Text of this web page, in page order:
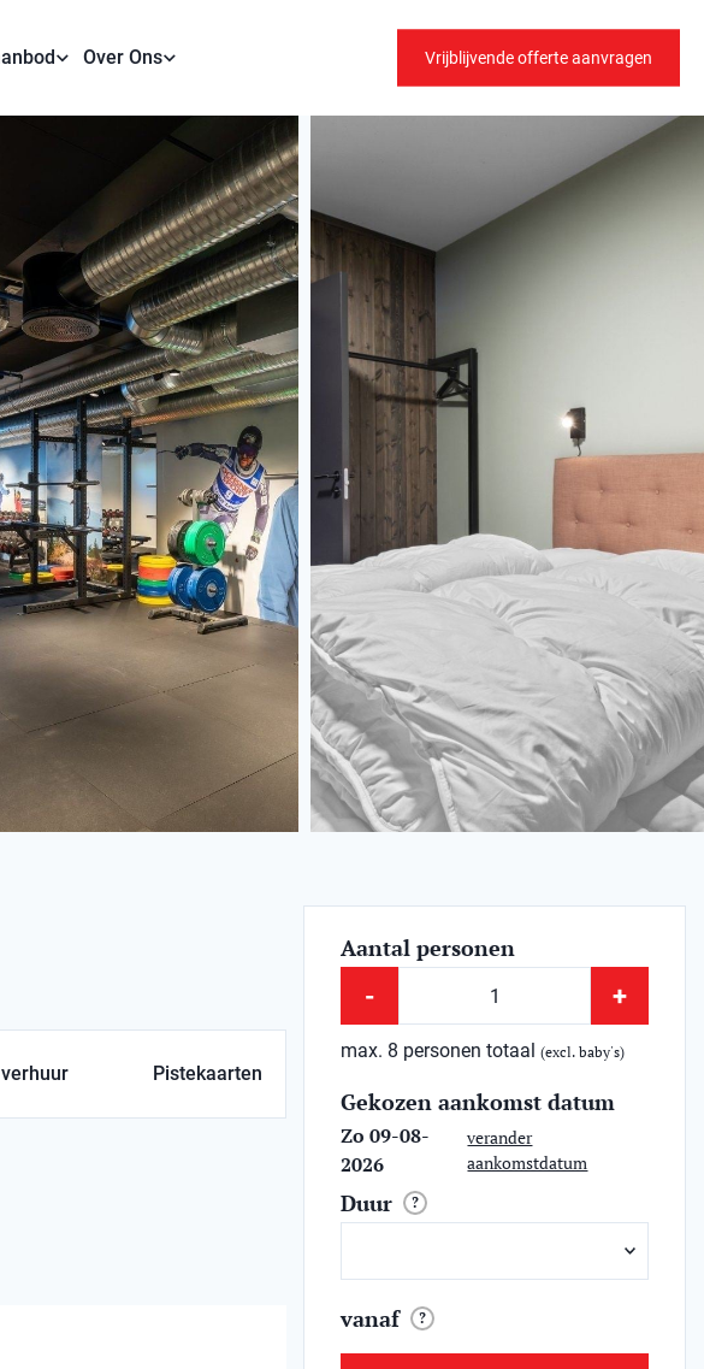
Over Ons Vrijblijvende offerte aanvragen
Pistekaarten
Aantal personen
- +
max. 8 personen totaal(excl. baby's)
Gekozen aankomst datum
Zo 09-08-
2026
verander
aankomstdatum
Duur ?
vanaf ?